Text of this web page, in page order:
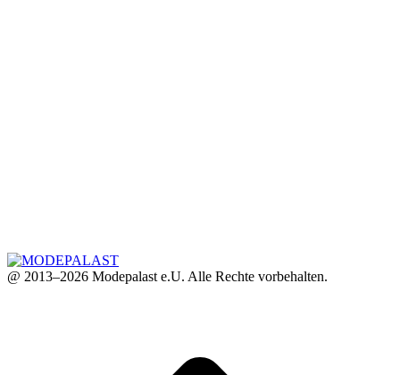
@ 2013–2026 Modepalast e.U. Alle Rechte vorbehalten.